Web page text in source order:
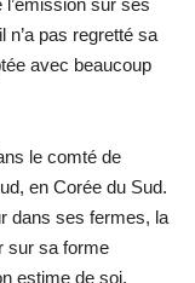
sur ses
n’a pas regretté sa
avec beaucoup
le comté de
en Corée du Sud.
dans ses fermes, la
sur sa forme
estime de soi.